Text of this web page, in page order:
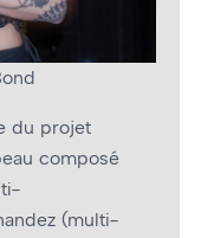
du projet
composé
(multi-